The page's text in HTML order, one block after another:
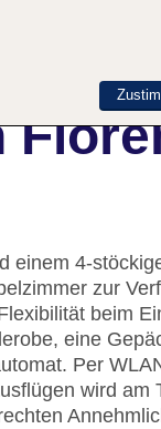
einem 4-
zur
beim
eine
Per
wird